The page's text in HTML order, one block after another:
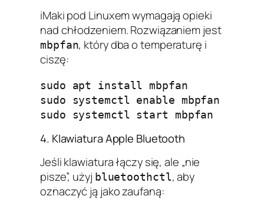
iMaki pod Linuxem wymagają opieki
nad chłodzeniem. Rozwiązaniem jest
mbpfan, który dba o temperaturę i
ciszę:
sudo apt install mbpfan
sudo systemctl enable mbpfan
4. Klawiatura Apple Bluetooth
Jeśli klawiatura łączy się, ale „nie
pisze”, użyj bluetoothctl, aby
oznaczyć ją jako zaufaną: